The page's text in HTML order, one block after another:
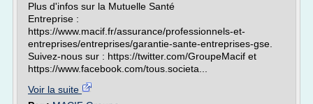
Plus d'infos sur la Mutuelle Santé
Entreprise :
https://www.macif.fr/assurance/professionnels-et-
entreprises/entreprises/garantie-sante-entreprises-gse.
Suivez-nous sur : https://twitter.com/GroupeMacif et
https://www.facebook.com/tous.societa...
Voir la suite